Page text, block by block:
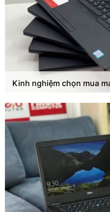
Kinh nghiệm chọn mua